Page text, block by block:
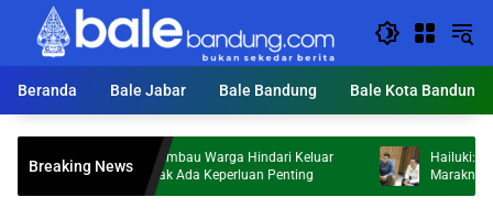
Langsung
konten
Beranda
Bale Jabar Bale Bandung Bale Kota Bandung
Breaking News
Dandim 0624 Imbau Warga Hindari Keluar
Malam Jika Tak Ada Keperluan Penting
Hailuki: Operasi
Maraknya Begal